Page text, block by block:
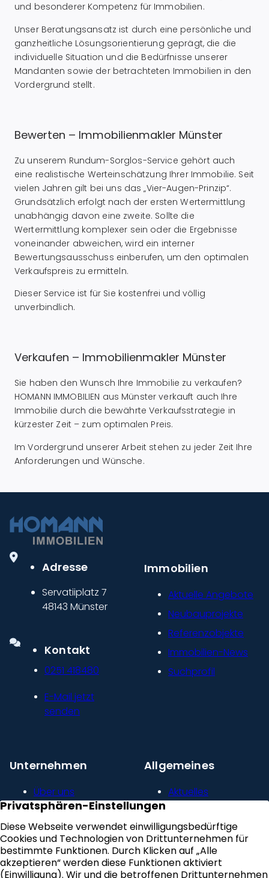
und besonderer Kompetenz für Immobilien.
Unser Beratungsansatz ist durch eine persönliche und
ganzheitliche Lösungsorientierung geprägt, die die
individuelle Situation und die Bedürfnisse unserer
Mandanten sowie der betrachteten Immobilien in den
Vordergrund stellt.
Bewerten – Immobilienmakler Münster
Zu unserem Rundum-Sorglos-Service gehört auch
eine realistische Werteinschätzung Ihrer Immobilie. Seit
vielen Jahren gilt bei uns das „Vier-Augen-Prinzip“.
Grundsätzlich erfolgt nach der ersten Wertermittlung
unabhängig davon eine zweite. Sollte die
Wertermittlung komplexer sein oder die Ergebnisse
voneinander abweichen, wird ein interner
Bewertungsausschuss einberufen, um den optimalen
Verkaufspreis zu ermitteln.
Dieser Service ist für Sie kostenfrei und völlig
unverbindlich.
Verkaufen – Immobilienmakler Münster
Sie haben den Wunsch Ihre Immobilie zu verkaufen?
HOMANN IMMOBILIEN aus Münster verkauft auch Ihre
Immobilie durch die bewährte Verkaufsstrategie in
kürzester Zeit – zum optimalen Preis.
Im Vordergrund unserer Arbeit stehen zu jeder Zeit Ihre
Anforderungen und Wünsche.
Adresse
Servatiiplatz 7
48143 Münster
Kontakt
0251 418480
E-Mail jetzt
senden
Immobilien
Aktuelle Angebote
Neubauprojekte
Referenzobjekte
Immobilien-News
Suchprofil
Unternehmen
Über uns
Unser Leitbild
Presse und
Newsroom
Kundenstimmen
Allgemeines
Aktuelles
Impressum
Datenschutz
Erklärung zur